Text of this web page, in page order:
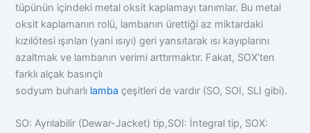
tüpünün içindeki metal oksit kaplamayı tanımlar. Bu metal
oksit kaplamanın rolü, lambanın ürettiği az miktardaki
kızılötesi ışınları (yani ısıyı) geri yansıtarak ısı kayıplarını
azaltmak ve lambanın verimi arttırmaktır. Fakat, SOX’ten
farklı alçak basınçlı
sodyum buharlı lamba çeşitleri de vardır (SO, SOI, SLI gibi).
SO: Ayrılabilir (Dewar-Jacket) tip,SOI: İntegral tip, SOX: